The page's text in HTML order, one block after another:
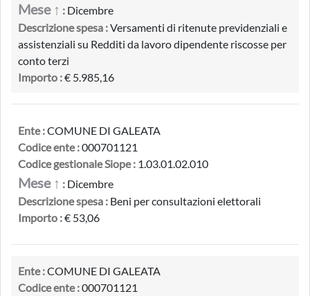
Mese ↑ : Dicembre
Descrizione spesa :Versamenti di ritenute previdenziali e
assistenziali su Redditi da lavoro dipendente riscosse per
conto terzi
Importo :€ 5.985,16
Ente :COMUNE DI GALEATA
Codice ente :000701121
Codice gestionale Siope : 1.03.01.02.010
Mese ↑ : Dicembre
Descrizione spesa : Beni per consultazioni elettorali
Importo :€ 53,06
Ente :COMUNE DI GALEATA
Codice ente :000701121